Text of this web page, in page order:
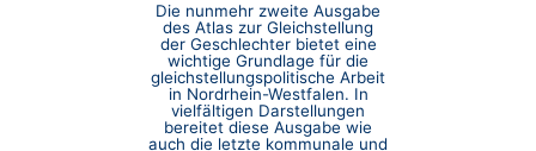
Die nunmehr zweite Ausgabe
des Atlas zur Gleichstellung
der Geschlechter bietet eine
wichtige Grundlage für die
gleichstellungspolitische Arbeit
in Nordrhein-Westfalen. In
vielfältigen Darstellungen
bereitet diese Ausgabe wie
auch die letzte kommunale und